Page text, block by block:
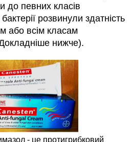
до певних класів
розвинули здатність
або всім класам
нижче).
- це протигрибковий